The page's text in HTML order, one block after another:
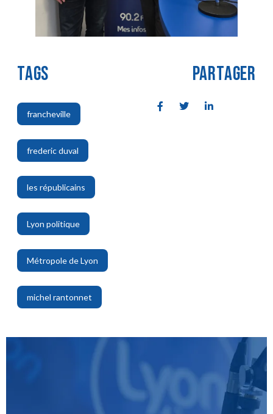
TAGS
francheville
,
frederic duval
,
les républicains
,
Lyon politique
,
Métropole de Lyon
,
michel rantonnet
PARTAGER